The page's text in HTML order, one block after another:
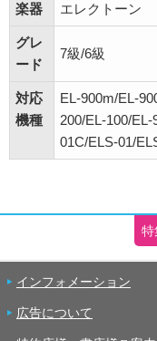
楽器 エレクトーン
グレ
ード
7級/6級
対応
機種
EL-900m/EL-
200/EL-100/
01C/ELS-01/
特
インフォメーション
広告について